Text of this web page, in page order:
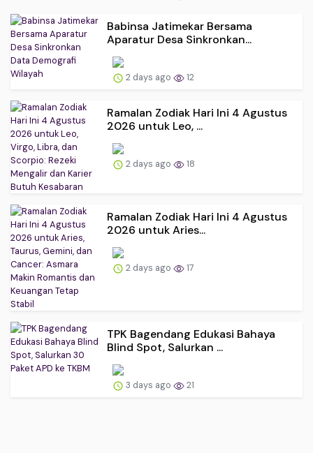
Babinsa Jatimekar Bersama
Aparatur Desa Sinkronkan...
2 days ago 12
Ramalan Zodiak Hari Ini 4 Agustus
2026 untuk Leo, ...
2 days ago 18
Ramalan Zodiak Hari Ini 4 Agustus
2026 untuk Aries...
2 days ago 17
TPK Bagendang Edukasi Bahaya
Blind Spot, Salurkan ...
3 days ago 21